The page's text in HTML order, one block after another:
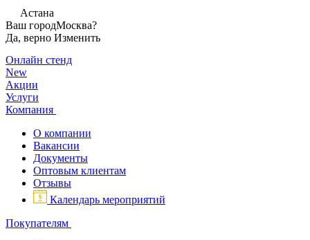
Астана
Ваш городМосква?
Да, верно Изменить
Онлайн стенд
New
Акции
Услуги
Компания
О компании
Вакансии
Документы
Оптовым клиентам
Отзывы
Календарь мероприятий
Покупателям